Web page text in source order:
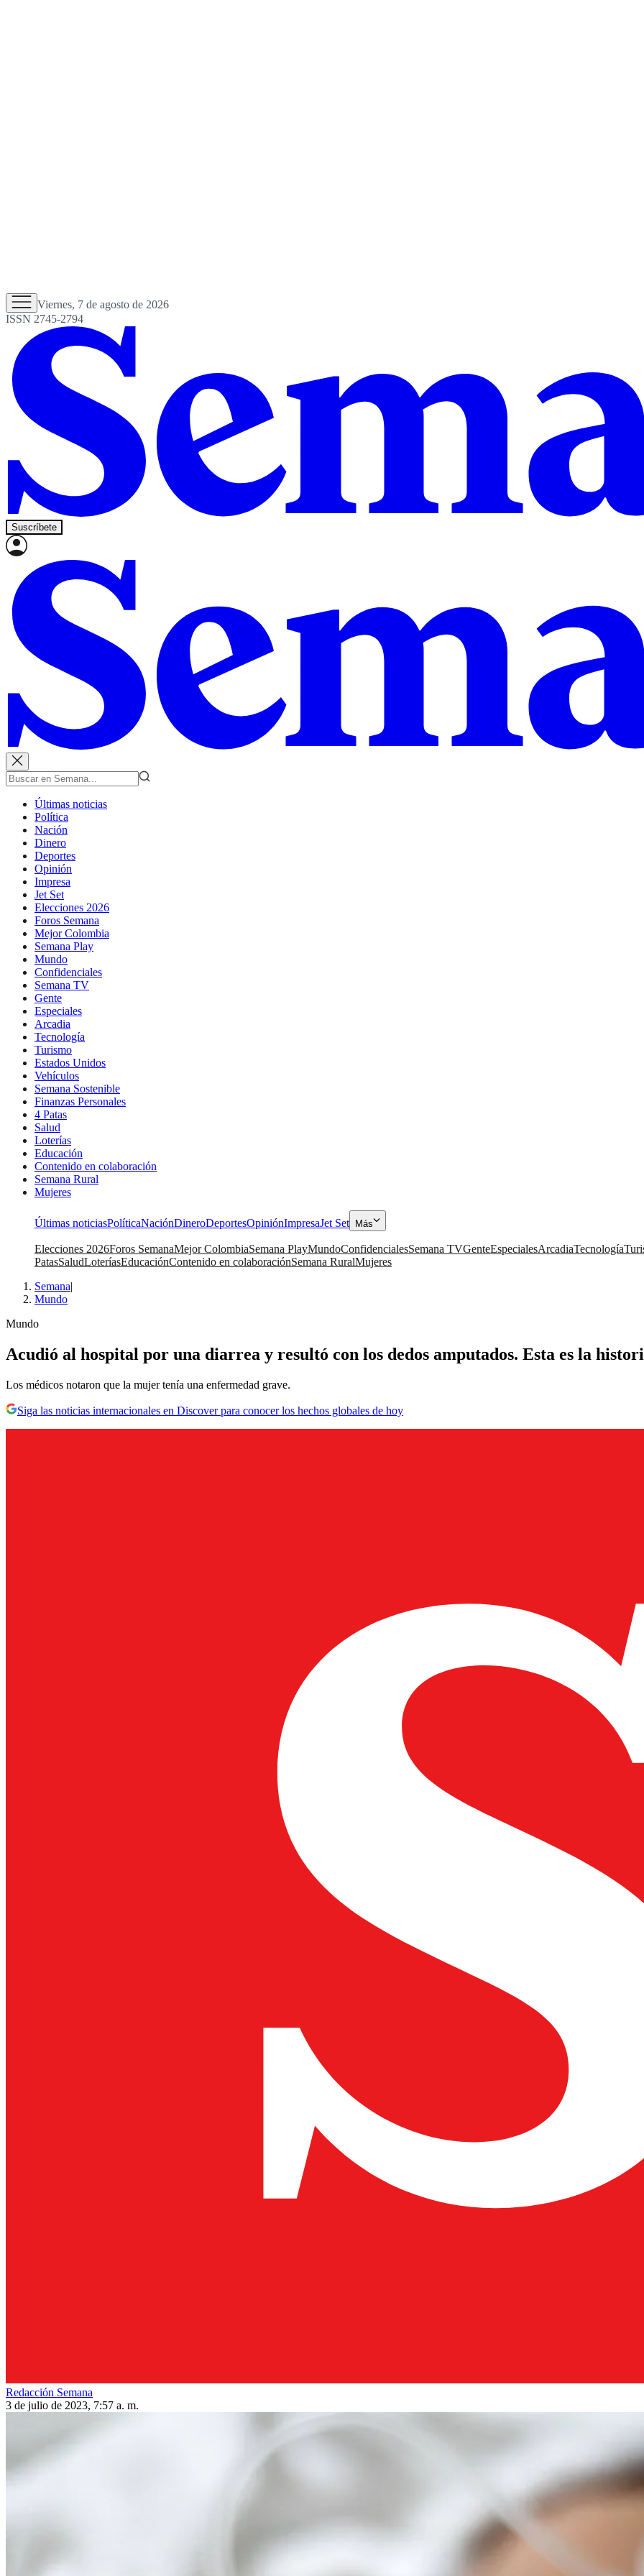
Viernes, 7 de agosto de 2026
ISSN 2745-2794
Suscríbete
Últimas noticias
Política
Nación
Dinero
Deportes
Opinión
Impresa
Jet Set
Elecciones 2026
Foros Semana
Mejor Colombia
Semana Play
Mundo
Confidenciales
Semana TV
Gente
Especiales
Arcadia
Tecnología
Turismo
Estados Unidos
Vehículos
Semana Sostenible
Finanzas Personales
4 Patas
Salud
Loterías
Educación
Contenido en colaboración
Semana Rural
Mujeres
Últimas noticiasPolíticaNaciónDineroDeportesOpiniónImpresaJet Set Más
Elecciones 2026Foros SemanaMejor ColombiaSemana PlayMundoConfidencialesSemana TVGenteEspecialesArcadiaTecnología
PatasSaludLoteríasEducaciónContenido en colaboraciónSemana RuralMujeres
Semana|
Mundo
Mundo
Acudió al hospital por una diarrea y resultó con los dedos amputados. Esta es la
Los médicos notaron que la mujer tenía una enfermedad grave.
Siga las noticias internacionales en Discover para conocer los hechos globales de hoy
Redacción Semana
3 de julio de 2023, 7:57 a. m.